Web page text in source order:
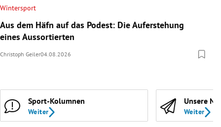
Wintersport
Aus dem Häfn auf das Podest: Die Auferstehung
eines Aussortierten
Christoph Geiler04.08.2026
Sport-Kolumnen
Weiter
Unsere
Weiter